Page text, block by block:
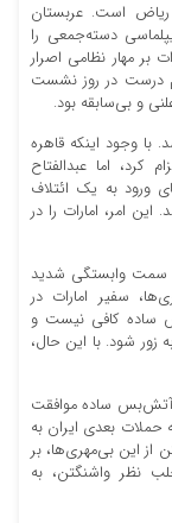
ریاض است. عربستان
دسته‌جمعی را
بر مهار نظامی اصرار
درست در روز نشست
و بی‌سابقه بود.
وجود اینکه قاهره
کرد، اما عبدالفتاح
ورود به یک ائتلاف
امر، امارات را در
به سمت وابستگی شدید
سفیر امارات در
ساده کافی نیست و
زور شود. با این حال،
آتش‌بس ساده موافقت
حملات بعدی ایران به
از این بی‌مهری‌ها، بر
نظر واشنگتن، به